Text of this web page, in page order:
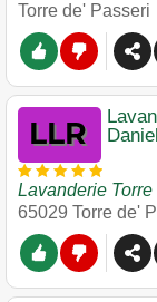
Torre de' Passeri
Lavanderie
65029 Torre de'